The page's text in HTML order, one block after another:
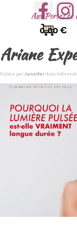
Aller au contenu
Sauter
0.00 €
Aux Portes de
Ariane
Publié par Jenniferdans